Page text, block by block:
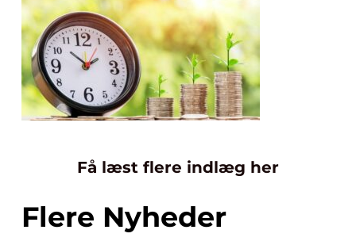
Få læst flere indlæg her
Flere Nyheder